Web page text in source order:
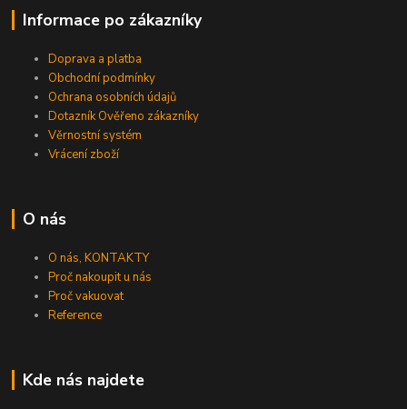
Informace po zákazníky
Doprava a platba
Obchodní podmínky
Ochrana osobních údajů
Dotazník Ověřeno zákazníky
Věrnostní systém
Vrácení zboží
O nás
O nás, KONTAKTY
Proč nakoupit u nás
Proč vakuovat
Reference
Kde nás najdete